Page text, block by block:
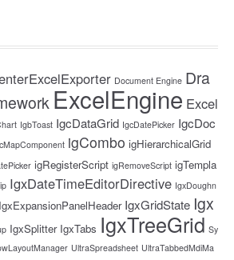
Document Engine Dra
ExcelEngine Excel
IgbToast IgcDataGrid IgcDatePicker IgcDoc
igCombo igHierarchicalGrid
igRegisterScript igRemoveScript igTempla
IgxDateTimeEditorDirective IgxDoughn
IgxExpansionPanelHeader IgxGridState Igx
IgxSplitter IgxTabs IgxTreeGrid Sy
UltraSpreadsheet UltraTabbedMdiMa